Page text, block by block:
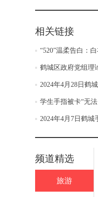
相关链接
“520”温柔告白：
鹤城区政府党组理
2024年4月28日鹤
学生手指被卡“无
2024年4月7日鹤城
频道精选
旅游